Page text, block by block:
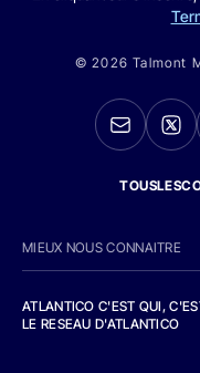
© 2026 Talmont
MIEUX NOUS CONNAITRE
ATLANTICO C'EST QUI,
LE RESEAU D'ATLANTICO